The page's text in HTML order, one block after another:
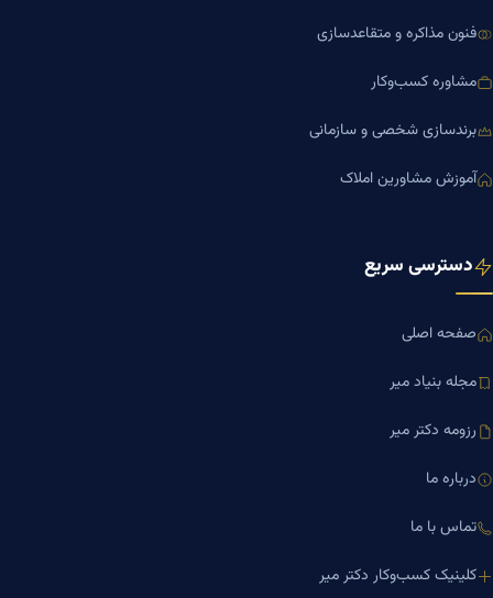
فنون مذاکره و متقاعدسازی
مشاوره کسب‌وکار
برندسازی شخصی و سازمانی
آموزش مشاورین املاک
دسترسی سریع
صفحه اصلی
مجله بنیاد میر
رزومه دکتر میر
درباره ما
تماس با ما
کلینیک کسب‌وکار دکتر میر